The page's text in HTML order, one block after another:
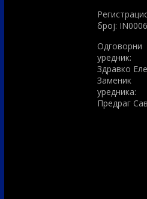
број:
Одговорни
уредник:
Здравко
Заменик
уредника:
Предраг